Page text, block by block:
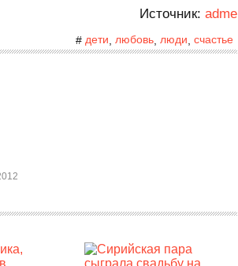
Источник: adme
# дети любовь люди счастье